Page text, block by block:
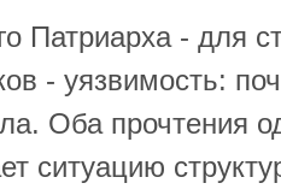
Патриарха - для
- уязвимость:
Оба прочтения
ситуацию